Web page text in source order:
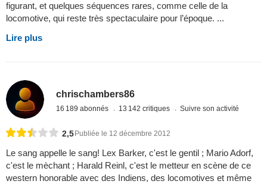
figurant, et quelques séquences rares, comme celle de la
locomotive, qui reste très spectaculaire pour l’époque. ...
Lire plus
chrischambers86
16 189 abonnés 13 142 critiques Suivre son activité
2,5Publiée le 12 décembre 2012
Le sang appelle le sang! Lex Barker, c'est le gentil ; Mario Adorf,
c'est le mèchant ; Harald Reinl, c'est le metteur en scène de ce
western honorable avec des Indiens, des locomotives et même